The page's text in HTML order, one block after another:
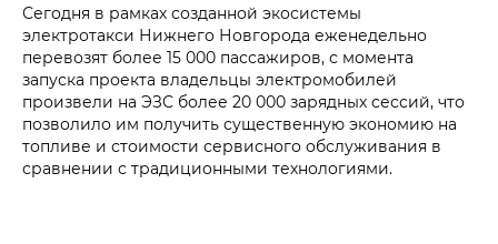
Сегодня в рамках созданной экосистемы
электротакси Нижнего Новгорода еженедельно
перевозят более 15 000 пассажиров, с момента
запуска проекта владельцы электромобилей
произвели на ЭЗС более 20 000 зарядных сессий, что
позволило им получить существенную экономию на
топливе и стоимости сервисного обслуживания в
сравнении с традиционными технологиями.